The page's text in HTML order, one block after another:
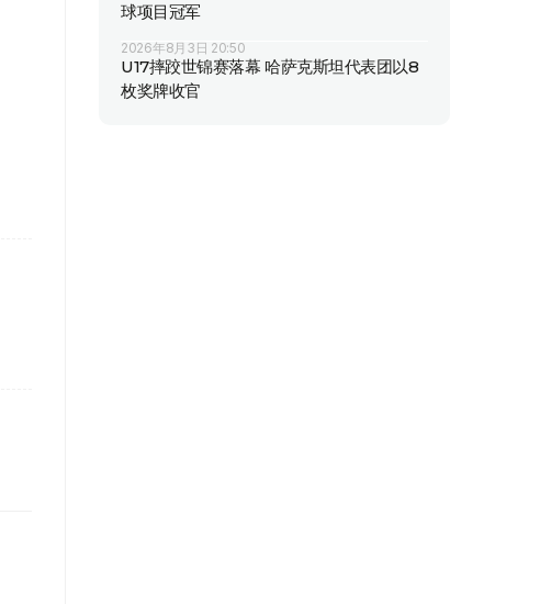
球项目冠军
2026年8月3日 20:50
U17摔跤世锦赛落幕 哈萨克斯坦代表团以8
枚奖牌收官